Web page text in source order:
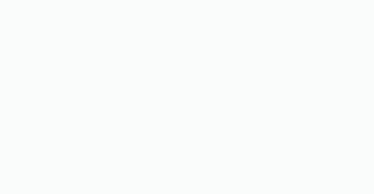
(SGSI) de acordo com a norma ISO 27001.